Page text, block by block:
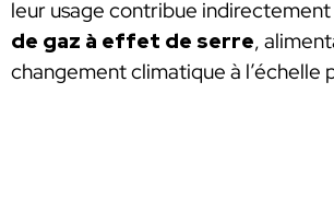
leur usage contribue indirectement
de gaz à effet de serre,
changement climatique à l’échelle